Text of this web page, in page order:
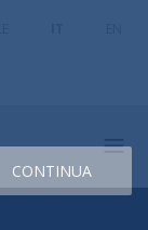
CONTINUA